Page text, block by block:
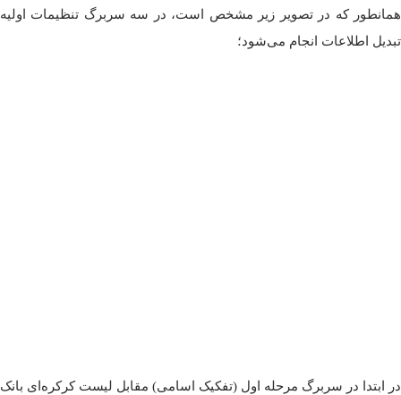
همانطور که در تصویر زیر مشخص است، در سه سربرگ تنظیمات اولیه
تبدیل اطلاعات انجام می‌شود؛
در ابتدا در سربرگ مرحله اول (تفکیک اسامی) مقابل لیست کرکره‌ای بانک